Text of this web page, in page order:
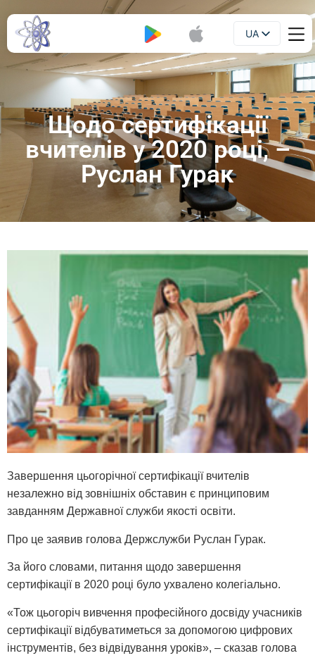
UA
EN
Щодо сертифікації
вчителів у 2020 році, –
Руслан Гурак
Завершення цьогорічної сертифікації вчителів
незалежно від зовнішніх обставин є принциповим
завданням Державної служби якості освіти.
Про це заявив голова Держслужби Руслан Гурак.
За його словами, питання щодо завершення
сертифікації в 2020 році було ухвалено колегіально.
«Тож цьогоріч вивчення професійного досвіду учасників
сертифікації відбуватиметься за допомогою цифрових
інструментів, без відвідування уроків», – сказав голова